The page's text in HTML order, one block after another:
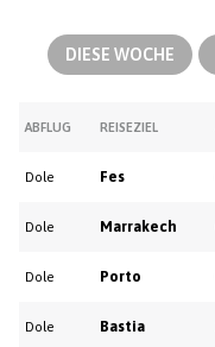
DIESE WOCHE
ABFLUG REISEZIEL
Dole Fes
Dole Marrakech
Dole Porto
Dole Bastia